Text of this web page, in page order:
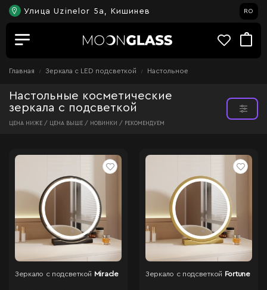
Улица Uzinelor 5a, Кишинев RO
Главная Зеркала c LED подсветкой Настольное
Настольные косметические
зеркала с подсветкой
ЦЕНА НИЖЕ / ЦЕНА ВЫШЕ / НОВИНКИ / РЕКОМЕНДУЕМ
Зеркало с подсветкой Miracle Зеркало с подсветкой Fortune